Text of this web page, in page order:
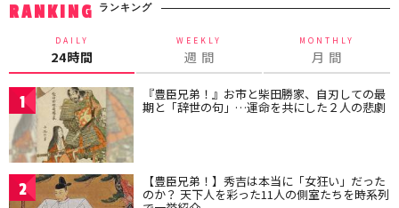
RANKING ランキング
DAILY
24時間
WEEKLY
週 間
MONTHLY
月 間
1 『豊臣兄弟！』お市と柴田勝家、自刃しての最
期と「辞世の句」…運命を共にした２人の悲劇
2 【豊臣兄弟！】秀吉は本当に「女狂い」だった
のか？ 天下人を彩った11人の側室たちを時系列